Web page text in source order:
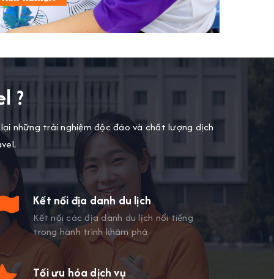
?
những trải nghiệm độc đáo và chất lượng dịch
Kết nối địa danh du lịch
Kết nối các địa danh du lịch nổi tiếng
trong hành trình khám phá
Tối ưu hóa dịch vụ